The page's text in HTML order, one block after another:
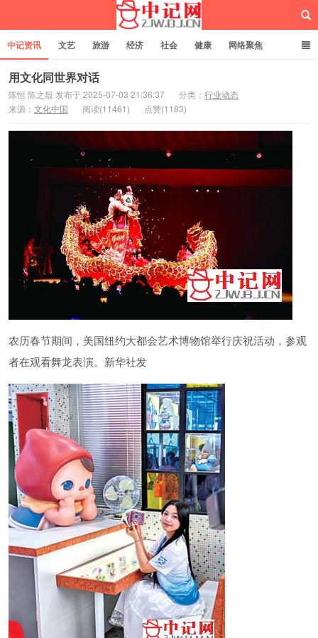
中记网
中记资讯 文艺 旅游 经济 社会 健康 网络聚焦
企业管理 网站建设
用文化同世界对话
陈恒 陈之殷 发布于 2025-07-03 21:36:37 分类： 行业动态
来源： 文化中国 阅读(11461) 点赞(1183)
农历春节期间，美国纽约大都会艺术博物馆举行庆祝活动，参观
者在观看舞龙表演。新华社发